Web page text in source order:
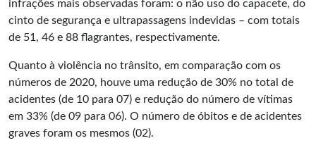
infrações mais observadas foram: o não uso do capacete, do
cinto de segurança e ultrapassagens indevidas – com totais
de 51, 46 e 88 flagrantes, respectivamente.
Quanto à violência no trânsito, em comparação com os
números de 2020, houve uma redução de 30% no total de
acidentes (de 10 para 07) e redução do número de vítimas
em 33% (de 09 para 06). O número de óbitos e de acidentes
graves foram os mesmos (02).